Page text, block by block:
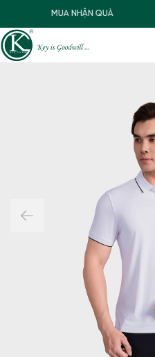
MUA NHẬN QUÀ